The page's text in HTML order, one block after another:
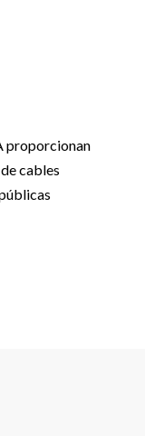
proporcionan
cables